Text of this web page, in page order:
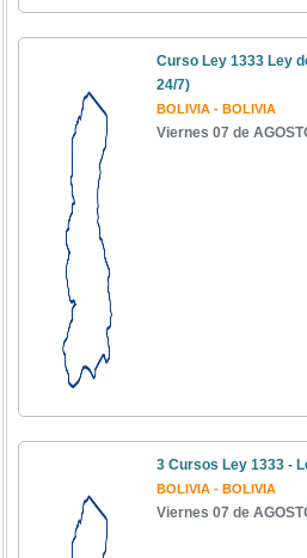
Curso Ley 1333 Ley
24/7)
BOLIVIA - BOLIVIA
Viernes 07 de
3 Cursos Ley 1333 -
BOLIVIA - BOLIVIA
Viernes 07 de